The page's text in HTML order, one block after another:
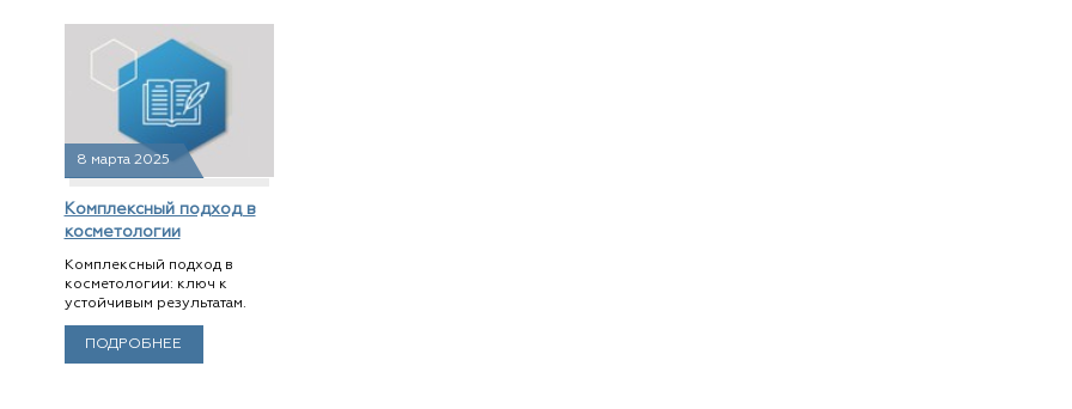
8 марта 2025
Комплексный подход в
косметологии
Комплексный подход в
косметологии: ключ к
устойчивым результатам.
ПОДРОБНЕЕ